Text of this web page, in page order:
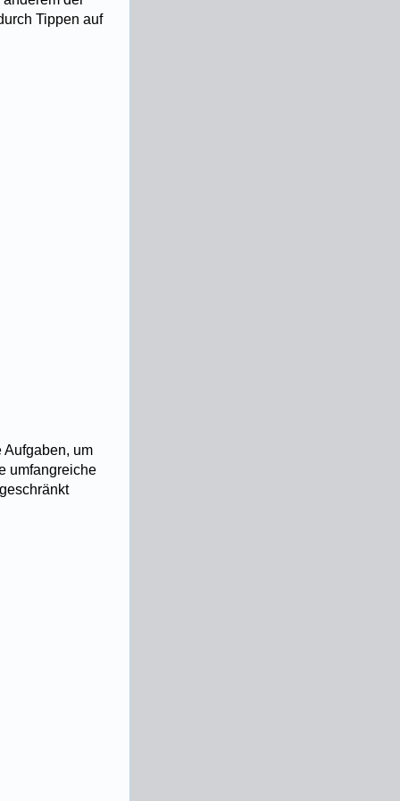
Tippen auf
Aufgaben, um
umfangreiche